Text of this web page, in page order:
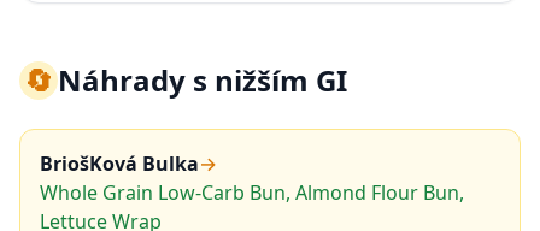
🔄Náhrady s nižším GI
BriošKová Bulka→
Whole Grain Low-Carb Bun, Almond Flour Bun,
Lettuce Wrap